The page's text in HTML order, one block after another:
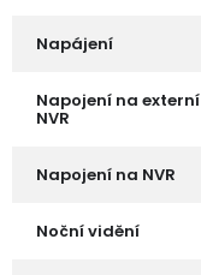
Napájení
Napojení na externí
NVR
Napojení na NVR
Noční vidění